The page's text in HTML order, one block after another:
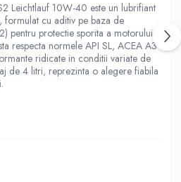
Leichtlauf 10W-40 este un lubrifiant
formulat cu aditiv pe baza de
pentru protectie sporita a motorului.
respecta normele API SL, ACEA A3
ridicate in conditii variate de
de 4 litri, reprezinta o alegere fiabila